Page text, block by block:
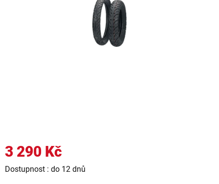
3 290 Kč
Měrná
Dostupnost : do 12 dnů